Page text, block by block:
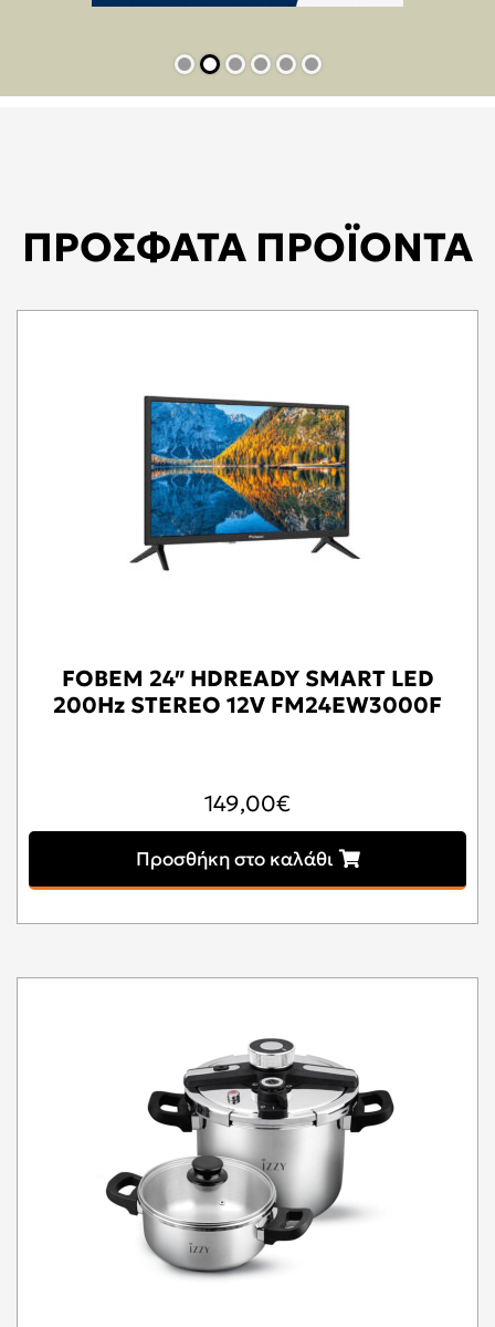
ΠΡΟΣΦΑΤΑ ΠΡΟΪΟΝΤΑ
FOBEM 24″ HDREADY SMART LED
200Hz STEREO 12V FM24EW3000F
149,00€
Προσθήκη στο καλάθι